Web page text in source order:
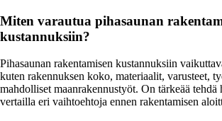
Miten varautua pihasaunan
kustannuksiin?
Pihasaunan rakentamisen kustannuksiin
kuten rakennuksen koko, materiaalit, varusteet,
mahdolliset maanrakennustyöt. On tärkeää
vertailla eri vaihtoehtoja ennen rakentamisen